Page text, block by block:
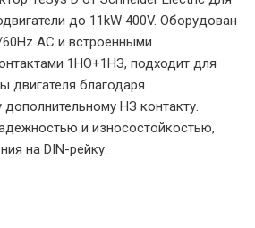
до 11kW 400V. Оборудован
AC и встроенными
1НО+1НЗ, подходит для
двигателя благодаря
НЗ контакту.
и износостойкостью,
на DIN-рейку.